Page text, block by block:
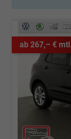
ab 267,– €